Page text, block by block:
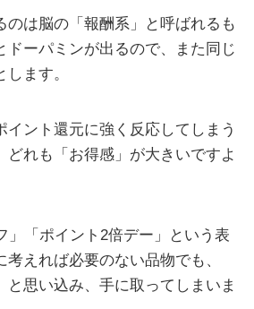
のは脳の「報酬系」と呼ばれるも
ドーパミンが出るので、また同じ
ます。
イント還元に強く反応してしまう
どれも「お得感」が大きいですよ
」「ポイント2倍デー」という表
えれば必要のない品物でも、
と思い込み、手に取ってしまいま